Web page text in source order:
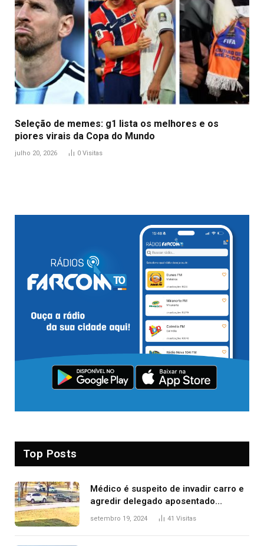
Seleção de memes: g1 lista os melhores e os
piores virais da Copa do Mundo
julho 20, 2026 0 Visitas
Top Posts
Médico é suspeito de invadir carro e
agredir delegado aposentado
durante confusão no trânsito
setembro 19, 2024 41 Visitas